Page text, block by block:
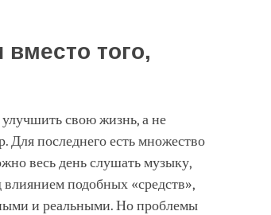
того,
свою жизнь, а не
последнего есть множество
весь день слушать музыку,
подобных «средств»,
и реальными. Но проблемы